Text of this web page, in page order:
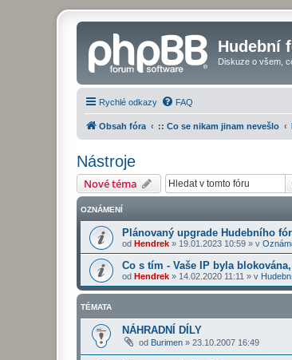
Hudební
Diskuze o všem,
Rychlé odkazy FAQ
Obsah fóra :: Co se nikam jinam nevešlo
Nástroje
Nové téma
OZNÁMENÍ
Plánovaný upgrade Hudebního
od Hendrek » 19.01.2023 10:59 » v
Co s tím - Vaše IP byla
od Hendrek » 14.02.2020 11:11 » v
TÉMATA
NÁHRADNÍ DÍLY
od Burimen » 23.10.2007 16:49